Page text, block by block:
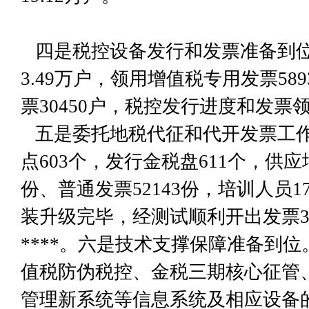
四是税控设备发行和发票准备到
3.49万户，领用增值税专用发票
票30450户，税控发行进度和发票
五是委托地税代征和代开发票工
点603个，发行金税盘611个，供
份、普通发票52143份，培训人员
装升级完毕，经测试顺利开出发票
****。六是技术支撑保障准备到位
值税防伪税控、金税三期核心征管
管理新系统等信息系统及相应设备